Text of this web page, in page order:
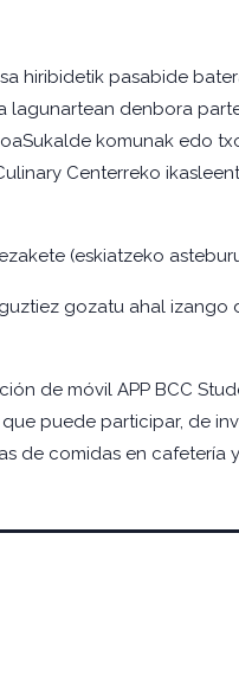
hiribidetik pasabide
lagunartean denbora
komunak edo
Centerreko
(eskiatzeko
gozatu ahal izango
de móvil APP BCC
puede participar, de
de comidas en cafetería